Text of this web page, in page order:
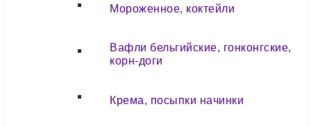
Мороженное, коктейли
Вафли бельгийские, гонконгские,
корн-доги
Крема, посыпки начинки